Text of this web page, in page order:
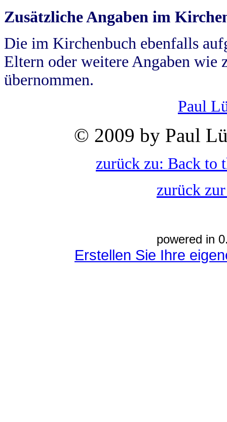
Zusätzliche Angaben im
Die im Kirchenbuch ebenfalls
Eltern oder weitere Angaben wie
übernommen.
Paul
© 2009 by Paul
zurück zu: Back to
zurück
powered in
Erstellen Sie Ihre